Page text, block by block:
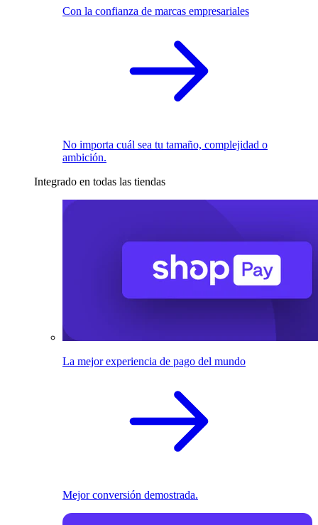
Con la confianza de marcas empresariales
No importa cuál sea tu tamaño, complejidad o
ambición.
Integrado en todas las tiendas
La mejor experiencia de pago del mundo
Mejor conversión demostrada.